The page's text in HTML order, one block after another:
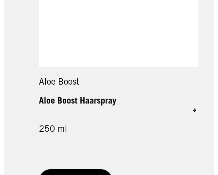
Aloe Boost
Aloe Boost Haarspray
250 ml